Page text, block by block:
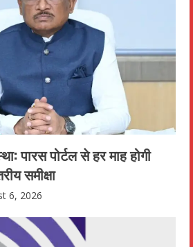
पारस पोर्टल से हर माह होगी
समीक्षा
6, 2026